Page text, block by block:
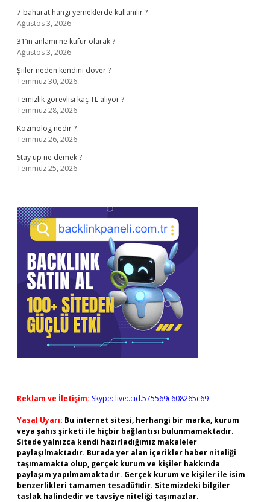
7 baharat hangi yemeklerde kullanılır ?
Ağustos 3, 2026
31’in anlamı ne küfür olarak ?
Ağustos 3, 2026
Şiiler neden kendini döver ?
Temmuz 30, 2026
Temizlik görevlisi kaç TL alıyor ?
Temmuz 28, 2026
Kozmolog nedir ?
Temmuz 26, 2026
Stay up ne demek ?
Temmuz 25, 2026
Reklam ve İletişim: Skype: live:.cid.575569c608265c69
Yasal Uyarı: Bu internet sitesi, herhangi bir marka, kurum
veya şahıs şirketi ile hiçbir bağlantısı bulunmamaktadır.
Sitede yalnızca kendi hazırladığımız makaleler
paylaşılmaktadır. Burada yer alan içerikler haber niteliği
taşımamakta olup, gerçek kurum ve kişiler hakkında
paylaşım yapılmamaktadır. Gerçek kurum ve kişiler ile isim
benzerlikleri tamamen tesadüfidir. Sitemizdeki bilgiler
taslak halindedir ve tavsiye niteliği taşımazlar.